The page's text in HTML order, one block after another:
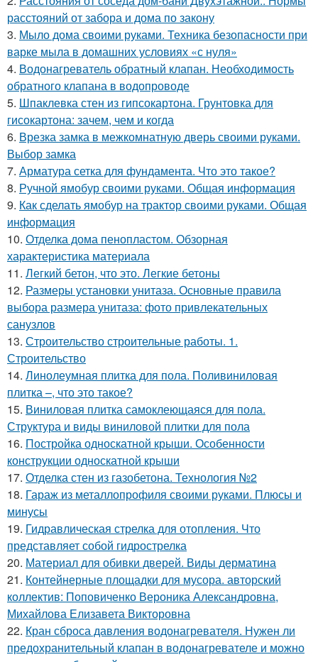
расстояний от забора и дома по закону
3. Мыло дома своими руками. Техника безопасности при
варке мыла в домашних условиях «с нуля»
4. Водонагреватель обратный клапан. Необходимость
обратного клапана в водопроводе
5. Шпаклевка стен из гипсокартона. Грунтовка для
гисокартона: зачем, чем и когда
6. Врезка замка в межкомнатную дверь своими руками.
Выбор замка
7. Арматура сетка для фундамента. Что это такое?
8. Ручной ямобур своими руками. Общая информация
9. Как сделать ямобур на трактор своими руками. Общая
информация
10. Отделка дома пенопластом. Обзорная
характеристика материала
11. Легкий бетон, что это. Легкие бетоны
12. Размеры установки унитаза. Основные правила
выбора размера унитаза: фото привлекательных
санузлов
13. Строительство строительные работы. 1.
Строительство
14. Линолеумная плитка для пола. Поливиниловая
плитка –, что это такое?
15. Виниловая плитка самоклеющаяся для пола.
Структура и виды виниловой плитки для пола
16. Постройка односкатной крыши. Особенности
конструкции односкатной крыши
17. Отделка стен из газобетона. Технология №2
18. Гараж из металлопрофиля своими руками. Плюсы и
минусы
19. Гидравлическая стрелка для отопления. Что
представляет собой гидрострелка
20. Материал для обивки дверей. Виды дерматина
21. Контейнерные площадки для мусора. авторский
коллектив: Поповиченко Вероника Александровна,
Михайлова Елизавета Викторовна
22. Кран сброса давления водонагревателя. Нужен ли
предохранительный клапан в водонагревателе и можно